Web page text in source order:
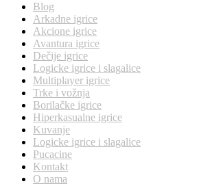
Blog
Arkadne igrice
Akcione igrice
Avantura igrice
Dečije igrice
Logicke igrice i slagalice
Multiplayer igrice
Trke i vožnja
Borilačke igrice
Hiperkasualne igrice
Kuvanje
Logicke igrice i slagalice
Pucacine
Kontakt
O nama